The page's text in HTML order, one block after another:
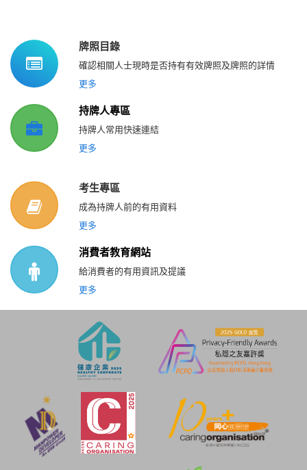
牌照目錄
確認相關人士現時是否持有有效牌照及牌照的詳情
更多
持牌人專區
持牌人常用快速連結
更多
考生專區
成為持牌人前的有用資料
更多
消費者教育網站
給消費者的有用資訊及提議
更多